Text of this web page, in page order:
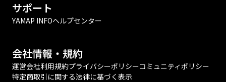
サポート
YAMAP INFOヘルプセンター
会社情報・規約
運営会社利用規約プライバシーポリシーコミュニティポリシー
特定商取引に関する法律に基づく表示